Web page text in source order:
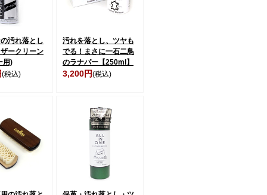
汚れ落とし
ークリーン
用)
(税込)
汚れを落とし、ツヤも
でる！まさに一石二鳥
のラナパー【250ml】
3,200円(税込)